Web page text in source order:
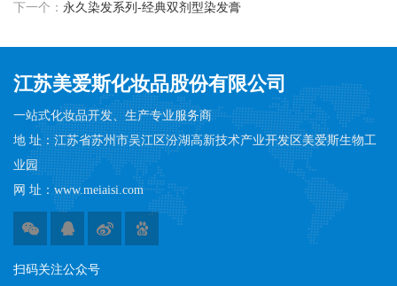
下一个： 永久染发系列-经典双剂型染发膏
江苏美爱斯化妆品股份有限公司
一站式化妆品开发、生产专业服务商
地 址：江苏省苏州市吴江区汾湖高新技术产业开发区美爱斯生物工
业园
网 址：www.meiaisi.com
扫码​​关注公众号